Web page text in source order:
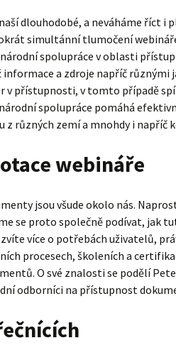
dlouhodobé, a neváháme říct i
simultánní tlumočení
spolupráce v oblasti
a zdroje napříč různými
v přístupnosti, v tomto případě
spolupráce pomáhá
z různých zemí a mnohdy i napříč
webináře
jsou všude okolo nás.
se proto společně podívat, jak
více o potřebách uživatelů,
procesech, školeních a
O své znalosti se podělí
odborníci na přístupnost